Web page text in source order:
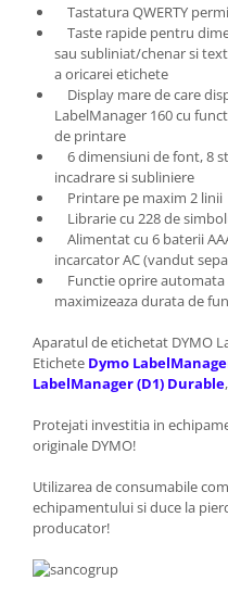
Tastatura QWERTY
Taste rapide pentru
sau subliniat/chenar si
a oricarei etichete
Display mare de care
LabelManager 160 cu
de printare
6 dimensiuni de font, 8
incadrare si subliniere
Printare pe maxim 2 linii
Librarie cu 228 de
Alimentat cu 6 baterii
incarcator AC (vandut
Functie oprire automata
maximizeaza durata de
Aparatul de etichetat DYMO
Etichete Dymo
LabelManager (D1) Durable
Protejati investitia in
originale DYMO!
Utilizarea de consumabile
echipamentului si duce la
producator!